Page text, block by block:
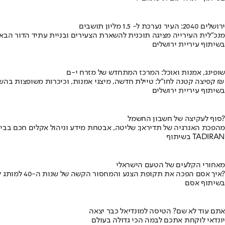
ירושלים 2040: העיר נערכת ל- 1.5 מליון תושבים
מנכ"לית העירייה מציגה תוכנית להשארת הצעירים ובניית עתיד הדור
בשיתוף עיריית ירושלים
שופינג, אמנות ואוכל: המרכז המתחדש של מזרח י-ם
קפיצה קטנה לחו"ל: טיילת חדשה, מיצגי אמנות, וכיכרות משופצות בהשקעה של 100 מיליון ₪
בשיתוף עיריית ירושלים
סוף לעקיצה של חשבון החשמל?
מהפכת האנרגיה של תדיראן: שליטה, אבטחת מידע וניהול אקלים חכם
בשיתוף TADIRAN
מאחורי הקלעים של הטעם הישראלי
איך אסם הפכה את תקופת הצנע והמחסור הקשה של שנות ה-40 למותג לאומי?
בשיתוף אסם
אתם עוד לא שם? הטיסה למונדיאל כבר יצאה
יונדאי לוקחת אתכם לבמה הכי גדולה בעולם